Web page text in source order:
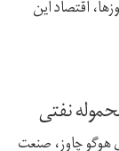
اقتصاد این
نفتی